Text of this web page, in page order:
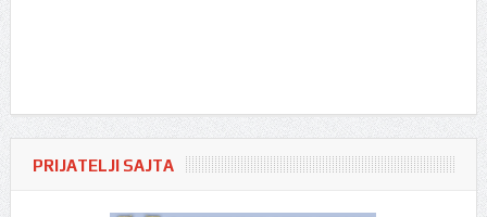
PRIJATELJI SAJTA